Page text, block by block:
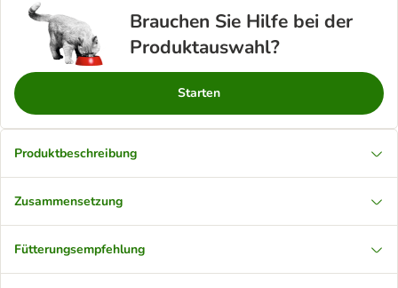
Brauchen Sie Hilfe bei der
Produktauswahl?
Starten
Produktbeschreibung
Zusammensetzung
Fütterungsempfehlung